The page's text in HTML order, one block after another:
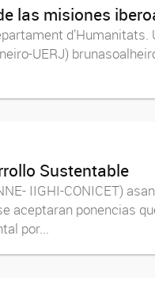
las misiones
UERJ)
Sustentable
IIGHI-CONICET)
ponencias
por...